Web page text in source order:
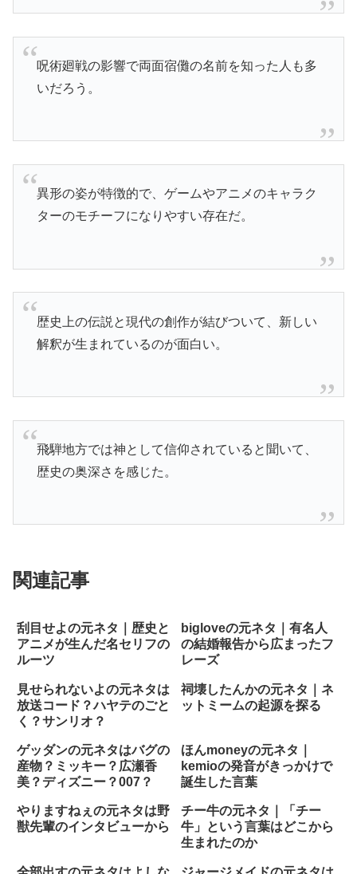
呪術廻戦の影響で両面宿儺の名前を知った人も多
いだろう。
異形の姿が特徴的で、ゲームやアニメのキャラク
ターのモチーフになりやすい存在だ。
歴史上の伝説と現代の創作が結びついて、新しい
解釈が生まれているのが面白い。
飛騨地方では神として信仰されていると聞いて、
歴史の奥深さを感じた。
関連記事
刮目せよの元ネタ｜歴史と
アニメが生んだ名セリフの
ルーツ
bigloveの元ネタ｜有名人
の結婚報告から広まったフ
レーズ
見せられないよの元ネタは
放送コード？ハヤテのごと
く？サンリオ？
祠壊したんかの元ネタ｜ネ
ットミームの起源を探る
ゲッダンの元ネタはバグの
産物？ミッキー？広瀬香
美？ディズニー？007？
ほんmoneyの元ネタ｜
kemioの発音がきっかけで
誕生した言葉
やりますねぇの元ネタは野
獣先輩のインタビューから
チー牛の元ネタ｜「チー
牛」という言葉はどこから
生まれたのか